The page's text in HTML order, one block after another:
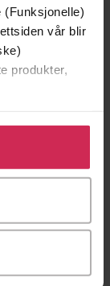
(Funksjonelle)
vår blir
produkter,
til å
kan også
ved å klikke
Engman